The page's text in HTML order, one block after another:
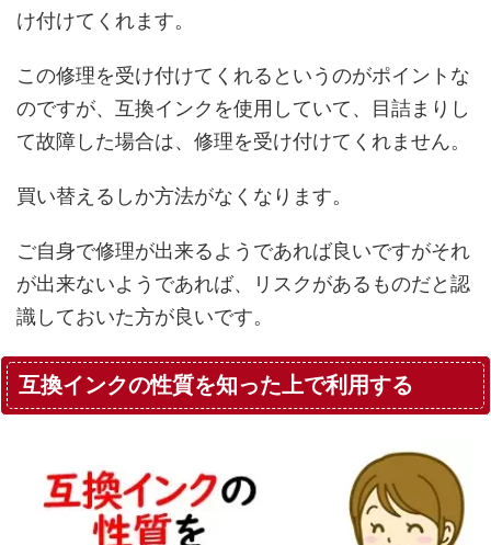
け付けてくれます。
この修理を受け付けてくれるというのがポイントな
のですが、互換インクを使用していて、目詰まりし
て故障した場合は、修理を受け付けてくれません。
買い替えるしか方法がなくなります。
ご自身で修理が出来るようであれば良いですがそれ
が出来ないようであれば、リスクがあるものだと認
識しておいた方が良いです。
互換インクの性質を知った上で利用する